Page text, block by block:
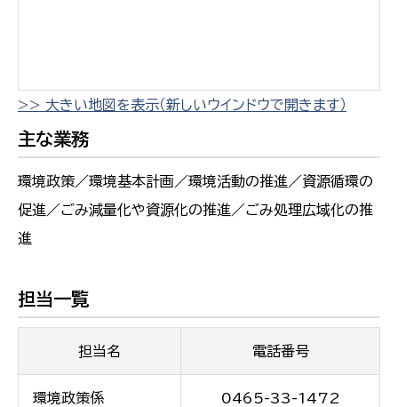
>> 大きい地図を表示（新しいウインドウで開きます）
主な業務
環境政策／環境基本計画／環境活動の推進／資源循環の
促進／ごみ減量化や資源化の推進／ごみ処理広域化の推
進
担当一覧
担当名 電話番号
環境政策係 0465-33-1472